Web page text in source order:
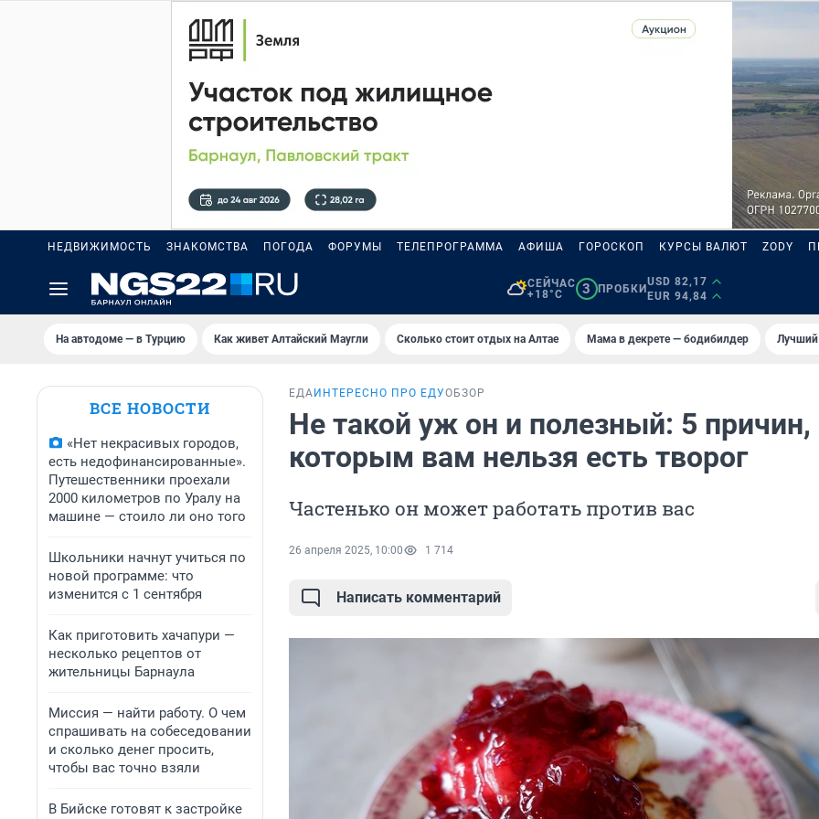
НЕДВИЖИМОСТЬ ЗНАКОМСТВА ПОГОДА ФОРУМЫ ТЕЛЕПРОГРАММА АФИША ГОРОСКОП КУРСЫ ВАЛЮТ ZODY
СЕЙЧАС
+18°C
3 ПРОБКИ
USD 82,17
EUR 94,84
На автодоме — в Турцию Как живет Алтайский Маугли Сколько стоит отдых на Алтае Мама в декрете — бодибилдер
ВСЕ НОВОСТИ
«Нет некрасивых городов,
есть недофинансированные».
Путешественники проехали
2000 километров по Уралу на
машине — стоило ли оно того
Школьники начнут учиться по
новой программе: что
изменится с 1 сентября
Как приготовить хачапури —
несколько рецептов от
жительницы Барнаула
Миссия — найти работу. О чем
спрашивать на собеседовании
и сколько денег просить,
чтобы вас точно взяли
В Бийске готовят к застройке
ЕДА ИНТЕРЕСНО ПРО ЕДУОБЗОР
Не такой уж он и полезный: 5 причин,
которым вам нельзя есть творог
Частенько он может работать против вас
26 апреля 2025, 10:00 1 714
Написать комментарий